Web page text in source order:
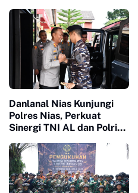
Danlanal Nias Kunjungi
Polres Nias, Perkuat
Sinergi TNI AL dan Polri